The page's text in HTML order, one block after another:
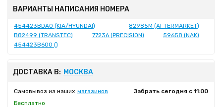
ВАРИАНТЫ НАПИСАНИЯ НОМЕРА
454423BDA0 (KIA/HYUNDAI)
82985M (AFTERMARKET)
B82499 (TRANSTEC)
77236 (PRECISION)
59658 (NAK)
454423B600 ()
ДОСТАВКА В: МОСКВА
Самовывоз из наших магазинов
Забрать сегодня с 11:00
Бесплатно